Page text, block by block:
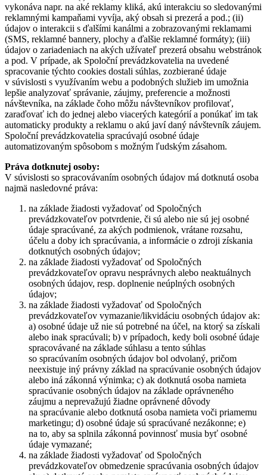
vykonáva napr. na aké reklamy kliká, akú interakciu so sledovanými
reklamnými kampaňami vyvíja, aký obsah si prezerá a pod.; (ii)
údajov o interakcii s ďalšími kanálmi a zobrazovanými reklamami
(SMS, reklamné bannery, plochy a ďalšie reklamné formáty); (iii)
údajov o zariadeniach na akých užívateľ prezerá obsahu webstránok
a pod. V prípade, ak Spoloční prevádzkovatelia na uvedené
spracovanie týchto cookies dostali súhlas, zozbierané údaje
v súvislosti s využívaním webu a podobných služieb im umožnia
lepšie analyzovať správanie, záujmy, preferencie a možnosti
návštevníka, na základe čoho môžu návštevníkov profilovať,
zaraďovať ich do jednej alebo viacerých kategórií a ponúkať im tak
automaticky produkty a reklamu o akú javí daný návštevník záujem.
Spoloční prevádzkovatelia spracúvajú osobné údaje
automatizovaným spôsobom s možným ľudským zásahom.
Práva dotknutej osoby:
V súvislosti so spracovávaním osobných údajov má dotknutá osoba
najmä nasledovné práva:
na základe žiadosti vyžadovať od Spoločných
prevádzkovateľov potvrdenie, či sú alebo nie sú jej osobné
údaje spracúvané, za akých podmienok, vrátane rozsahu,
účelu a doby ich spracúvania, a informácie o zdroji získania
dotknutých osobných údajov;
na základe žiadosti vyžadovať od Spoločných
prevádzkovateľov opravu nesprávnych alebo neaktuálnych
osobných údajov, resp. doplnenie neúplných osobných
údajov;
na základe žiadosti vyžadovať od Spoločných
prevádzkovateľov vymazanie/likvidáciu osobných údajov ak:
a) osobné údaje už nie sú potrebné na účel, na ktorý sa získali
alebo inak spracúvali; b) v prípadoch, kedy boli osobné údaje
spracovávané na základe súhlasu a tento súhlas
so spracúvaním osobných údajov bol odvolaný, pričom
neexistuje iný právny základ na spracúvanie osobných údajov
alebo iná zákonná výnimka; c) ak dotknutá osoba namieta
spracúvanie osobných údajov na základe oprávneného
záujmu a neprevažujú žiadne oprávnené dôvody
na spracúvanie alebo dotknutá osoba namieta voči priamemu
marketingu; d) osobné údaje sú spracúvané nezákonne; e)
na to, aby sa splnila zákonná povinnosť musia byť osobné
údaje vymazané;
na základe žiadosti vyžadovať od Spoločných
prevádzkovateľov obmedzenie spracúvania osobných údajov